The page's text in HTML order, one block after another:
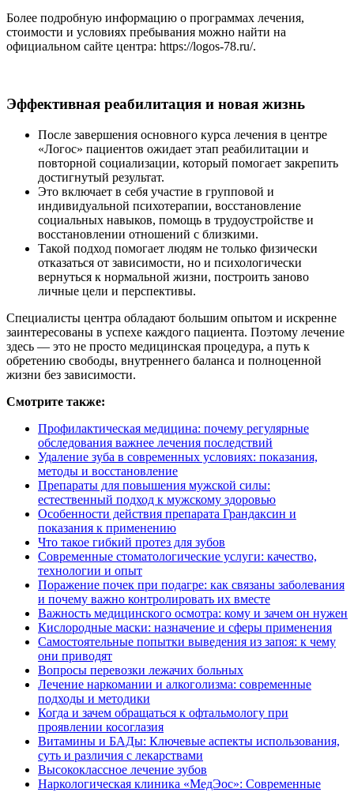
Более подробную информацию о программах лечения,
стоимости и условиях пребывания можно найти на
официальном сайте центра: https://logos-78.ru/.
Эффективная реабилитация и новая жизнь
После завершения основного курса лечения в центре
«Логос» пациентов ожидает этап реабилитации и
повторной социализации, который помогает закрепить
достигнутый результат.
Это включает в себя участие в групповой и
индивидуальной психотерапии, восстановление
социальных навыков, помощь в трудоустройстве и
восстановлении отношений с близкими.
Такой подход помогает людям не только физически
отказаться от зависимости, но и психологически
вернуться к нормальной жизни, построить заново
личные цели и перспективы.
Специалисты центра обладают большим опытом и искренне
заинтересованы в успехе каждого пациента. Поэтому лечение
здесь — это не просто медицинская процедура, а путь к
обретению свободы, внутреннего баланса и полноценной
жизни без зависимости.
Смотрите также:
Профилактическая медицина: почему регулярные
обследования важнее лечения последствий
Удаление зуба в современных условиях: показания,
методы и восстановление
Препараты для повышения мужской силы:
естественный подход к мужскому здоровью
Особенности действия препарата Грандаксин и
показания к применению
Что такое гибкий протез для зубов
Современные стоматологические услуги: качество,
технологии и опыт
Поражение почек при подагре: как связаны заболевания
и почему важно контролировать их вместе
Важность медицинского осмотра: кому и зачем он нужен
Кислородные маски: назначение и сферы применения
Самостоятельные попытки выведения из запоя: к чему
они приводят
Вопросы перевозки лежачих больных
Лечение наркомании и алкоголизма: современные
подходы и методики
Когда и зачем обращаться к офтальмологу при
проявлении косоглазия
Витамины и БАДы: Ключевые аспекты использования,
суть и различия с лекарствами
Высококлассное лечение зубов
Наркологическая клиника «МедЭос»: Современные